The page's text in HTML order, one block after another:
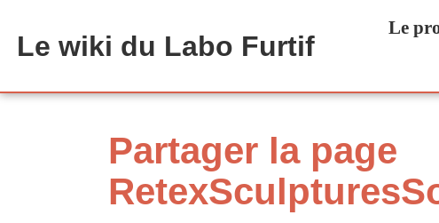
Le wiki du Labo Furtif
Le
Partager la page